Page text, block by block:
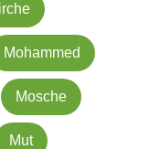
Mohammed
Mosche
Mut